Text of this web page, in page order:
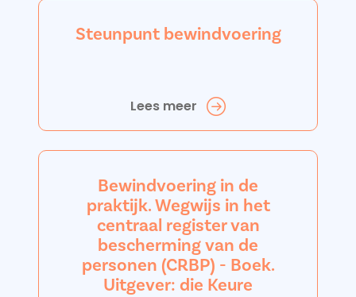
Steunpunt bewindvoering
Lees meer
Bewindvoering in de
praktijk. Wegwijs in het
centraal register van
bescherming van de
personen (CRBP) - Boek.
Uitgever: die Keure